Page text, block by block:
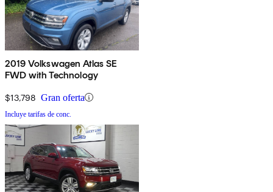
2019 Volkswagen Atlas SE
FWD with Technology
$13,798 Gran oferta
Incluye tarifas de conc.